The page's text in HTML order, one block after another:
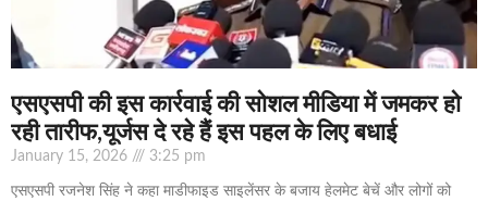
एसएसपी की इस कार्रवाई की सोशल मीडिया में जमकर हो
रही तारीफ,यूर्जस दे रहे हैं इस पहल के लिए बधाई
January 15, 2026 3:25 pm
एसएसपी रजनेश सिंह ने कहा माडीफाइड साइलेंसर के बजाय हेलमेट बेचें और लोगों को